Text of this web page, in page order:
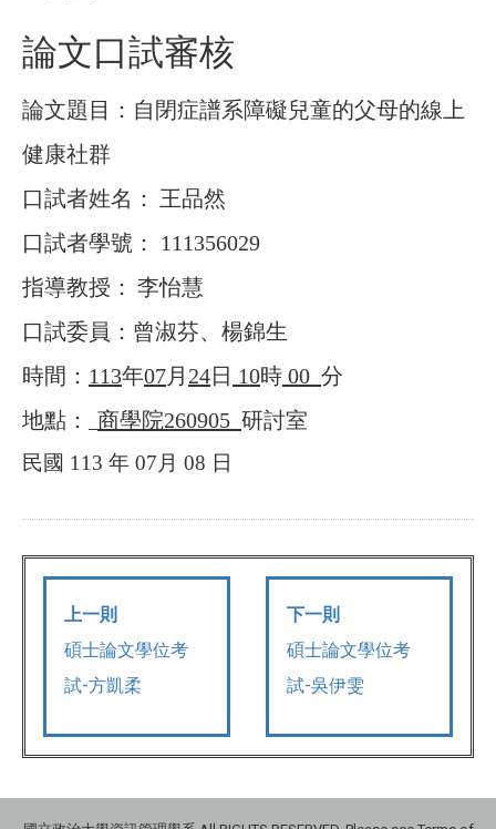
論文口試審核
論文題目：自閉症譜系障礙兒童的父母的線上
健康社群
口試者姓名：
王品然
口試者學號：
111356029
指導教授： 李怡慧
口試委員：曾淑芬、楊錦生
時間： 113年07月 24日 10時 00 分
地點：
商學院260905 研討室
民國 113 年 07 月 08 日
上一則
碩士論文學位考
試-方凱柔
下一則
碩士論文學位考
試-吳伊雯